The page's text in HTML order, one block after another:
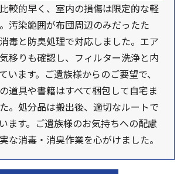
較的早く、室内の損傷は限定的な軽
汚染範囲が布団周辺のみだったた
毒と防臭処理で対応しました。エア
移りも確認し、フィルター洗浄と内
います。ご遺族様からのご要望で、
道具や書籍はすべて梱包して自宅ま
。処分品は搬出後、適切なルートで
ます。ご遺族様のお気持ちへの配慮
な消毒・消臭作業を心がけました。